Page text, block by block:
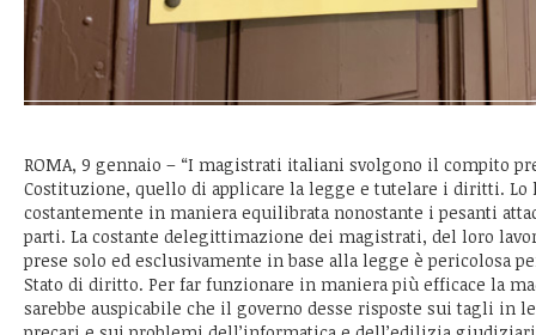
ROMA, 9 gennaio – “I magistrati italiani svolgono il compito
Costituzione, quello di applicare la legge e tutelare i diritti. Lo
costantemente in maniera equilibrata nonostante i pesanti
parti. La costante delegittimazione dei magistrati, del loro
prese solo ed esclusivamente in base alla legge è pericolosa
Stato di diritto. Per far funzionare in maniera più efficace la
sarebbe auspicabile che il governo desse risposte sui tagli in